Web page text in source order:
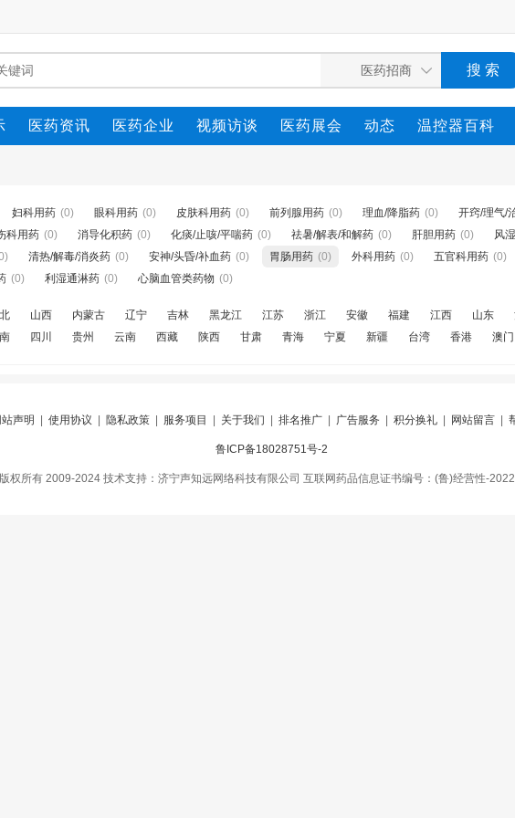
医药资讯 医药企业 视频访谈 医药展会 动态 温控器百科
妇科用药 (0) 眼科用药 (0) 皮肤科用药 (0) 前列腺用药 (0) 理血/降脂药 (0) 开窍/理气/
科用药 (0) 消导化积药 (0) 化痰/止咳/平喘药 (0) 祛暑/解表/和解药 (0) 肝胆用药 (0) 风
清热/解毒/消炎药 (0) 安神/头昏/补血药 (0) 胃肠用药 (0) 外科用药 (0) 五官科用药 (0)
(0) 利湿通淋药 (0) 心脑血管类药物 (0)
山西 内蒙古 辽宁 吉林 黑龙江 江苏 浙江 安徽 福建 江西 山东
四川 贵州 云南 西藏 陕西 甘肃 青海 宁夏 新疆 台湾 香港 澳门
站声明 使用协议 隐私政策| 服务项目 关于我们 排名推广| 广告服务 积分换礼| 网站留言|
鲁ICP备18028751号-2
版权所有 2009-2024 技术支持：济宁声知远网络科技有限公司 互联网药品信息证书编号：(鲁)经营性-